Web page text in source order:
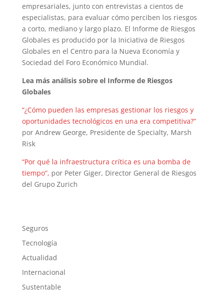
empresariales, junto con entrevistas a cientos de
especialistas, para evaluar cómo perciben los riesgos
a corto, mediano y largo plazo. El Informe de Riesgos
Globales es producido por la Iniciativa de Riesgos
Globales en el Centro para la Nueva Economía y
Sociedad del Foro Económico Mundial.
Lea más análisis sobre el Informe de Riesgos
Globales
“¿Cómo pueden las empresas gestionar los riesgos y
oportunidades tecnológicos en una era competitiva?”
por Andrew George, Presidente de Specialty, Marsh
Risk
“Por qué la infraestructura crítica es una bomba de
tiempo”, por Peter Giger, Director General de Riesgos
del Grupo Zurich
Seguros
Tecnología
Actualidad
Internacional
Sustentable